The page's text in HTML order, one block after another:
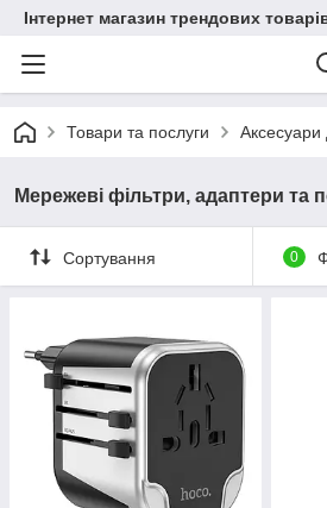
Інтернет магазин трендових
Товари та послуги Аксесуари
Мережеві фільтри, адаптери та
Сортування 0